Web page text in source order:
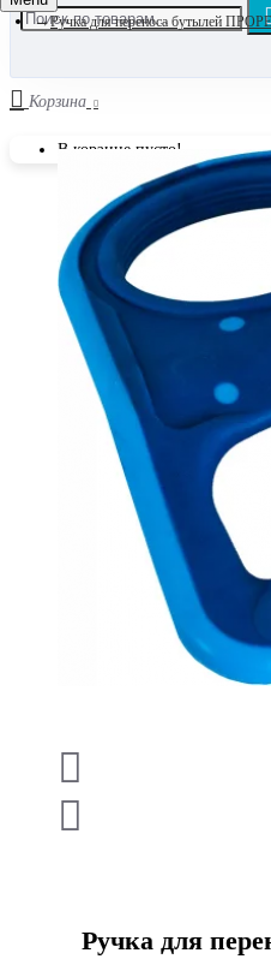
Корзина
В корзине пусто!
Ручка для переноса бутылей
Ручка для